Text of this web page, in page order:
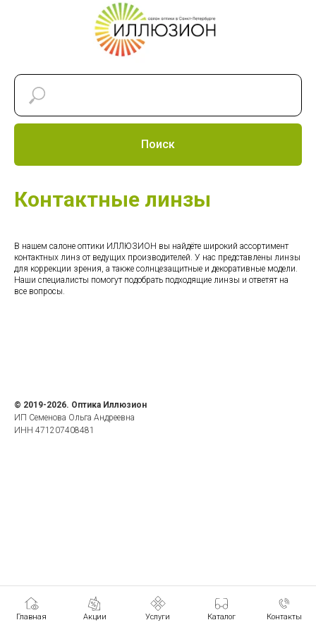
Поиск
Главная Акции Услуги Каталог Контакты
Контактные линзы
В нашем салоне оптики ИЛЛЮЗИОН вы найдёте широкий ассортимент
контактных линз от ведущих производителей. У нас представлены линзы
для коррекции зрения, а также солнцезащитные и декоративные модели.
Наши специалисты помогут подобрать подходящие линзы и ответят на
все вопросы.
© 2019-2026. Оптика Иллюзион
ИП Семенова Ольга Андреевна
ИНН 471207408481